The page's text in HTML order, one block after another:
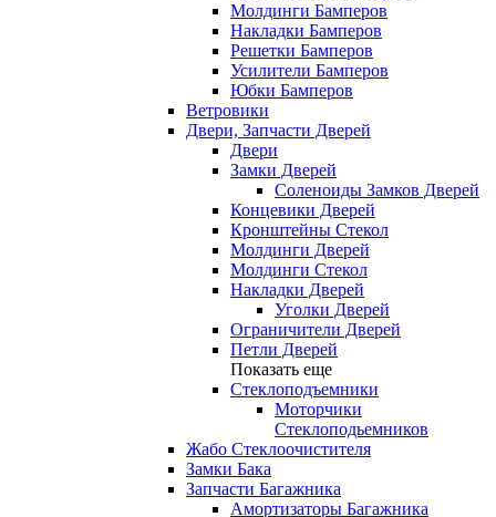
Молдинги Бамперов
Накладки Бамперов
Решетки Бамперов
Усилители Бамперов
Юбки Бамперов
Ветровики
Двери, Запчасти Дверей
Двери
Замки Дверей
Соленоиды Замков Дверей
Концевики Дверей
Кронштейны Стекол
Молдинги Дверей
Молдинги Стекол
Накладки Дверей
Уголки Дверей
Ограничители Дверей
Петли Дверей
Показать еще
Стеклоподъемники
Моторчики
Стеклоподьемников
Жабо Стеклоочистителя
Замки Бака
Запчасти Багажника
Амортизаторы Багажника